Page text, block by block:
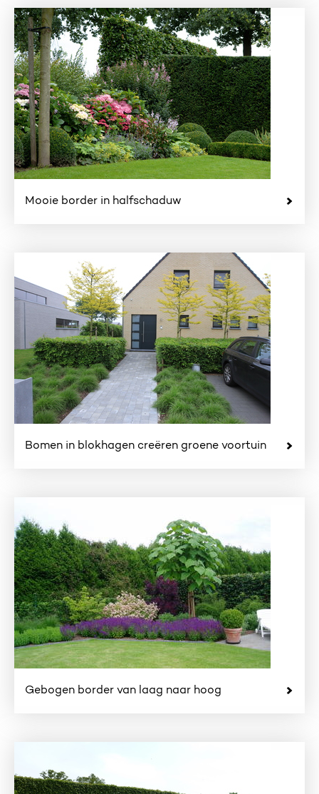
Mooie border in halfschaduw
Bomen in blokhagen creëren groene voortuin
Gebogen border van laag naar hoog